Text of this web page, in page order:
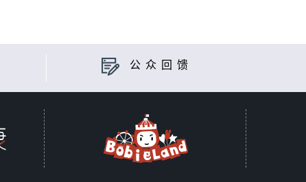
公众回馈